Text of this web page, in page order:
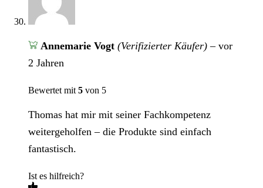
Annemarie Vogt (Verifizierter Käufer) – vor
2 Jahren
Bewertet mit 5 von 5
Thomas hat mir mit seiner Fachkompetenz
weitergeholfen – die Produkte sind einfach
fantastisch.
Ist es hilfreich?